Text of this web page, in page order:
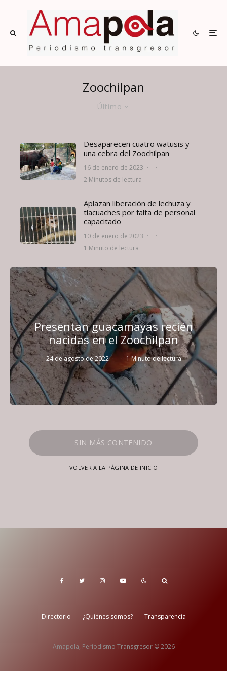
Zoochilpan
Último
Desaparecen cuatro watusis y
una cebra del Zoochilpan
16 de enero de 2023 ·
·
2 Minutos de lectura
Aplazan liberación de lechuza y
tlacuaches por falta de personal
capacitado
10 de enero de 2023 ·
·
1 Minuto de lectura
Presentan guacamayas recién
nacidas en el Zoochilpan
24 de agosto de 2022 · · 1 Minuto de lectura
SIN MÁS CONTENIDO
VOLVER A LA PÁGINA DE INICIO
Directorio ¿Quiénes somos? Transparencia
Amapola, Periodismo Transgresor © 2026